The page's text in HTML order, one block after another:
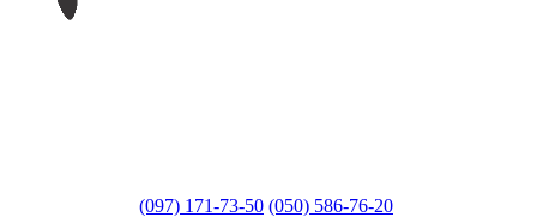
(097) 171-73-50 (050) 586-76-20